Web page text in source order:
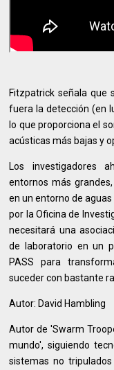
Fitzpatrick señala que
fuera la detección (en
lo que proporciona el
acústicas más bajas y
Los investigadores
entornos más
en un entorno de
por la Oficina de
necesitará una
de laboratorio en un
PASS para
suceder con bastante
Autor: David Hambling
Autor de 'Swarm
mundo', siguiendo
sistemas no